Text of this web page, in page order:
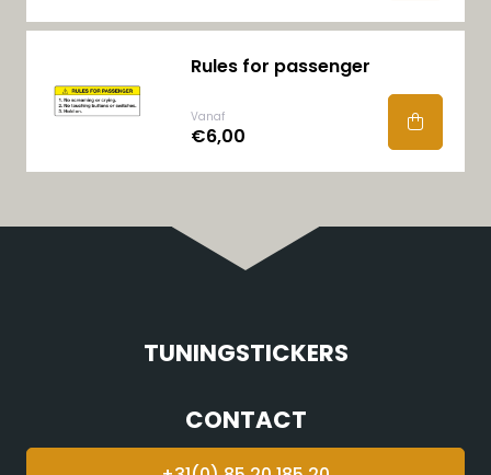
Rules for passenger
Vanaf
€6,00
TUNINGSTICKERS
CONTACT